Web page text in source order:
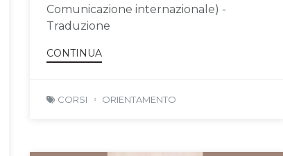
Comunicazione internazionale) -
Traduzione
CONTINUA
CORSI ORIENTAMENTO